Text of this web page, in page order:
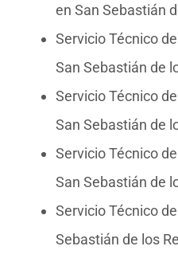
en San Sebastián
Servicio Técnico
San Sebastián de
Servicio Técnico
San Sebastián de
Servicio Técnico
San Sebastián de
Servicio Técnico
Sebastián de los